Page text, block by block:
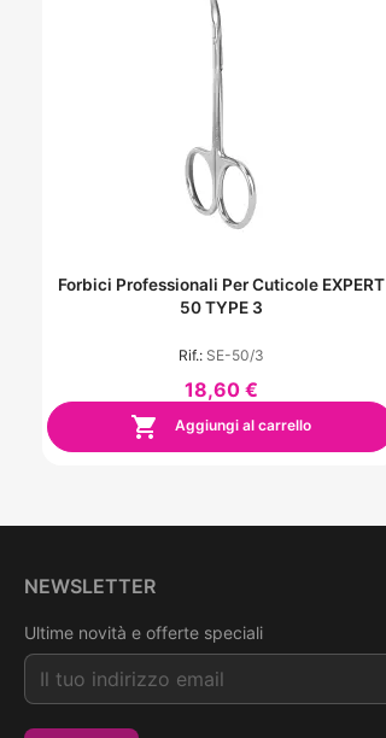
Forbici Professionali Per Cuticole EXPERT
50 TYPE 3
Rif.: SE-50/3
18,60 €
 Aggiungi al carrello
NEWSLETTER
Ultime novità e offerte speciali